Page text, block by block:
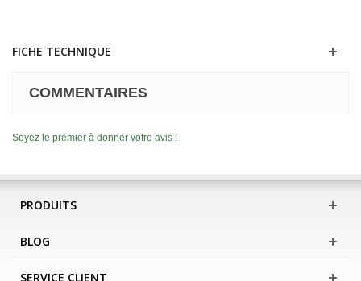
FICHE TECHNIQUE
COMMENTAIRES
Soyez le premier à donner votre avis !
PRODUITS
BLOG
SERVICE CLIENT